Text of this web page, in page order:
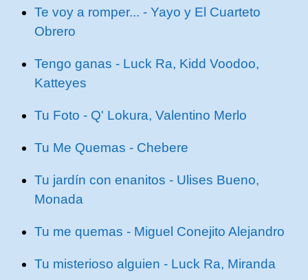
Te voy a romper... - Yayo y El Cuarteto
Obrero
Tengo ganas - Luck Ra, Kidd Voodoo,
Katteyes
Tu Foto - Q' Lokura, Valentino Merlo
Tu Me Quemas - Chebere
Tu jardín con enanitos - Ulises Bueno,
Monada
Tu me quemas - Miguel Conejito Alejandro
Tu misterioso alguien - Luck Ra, Miranda